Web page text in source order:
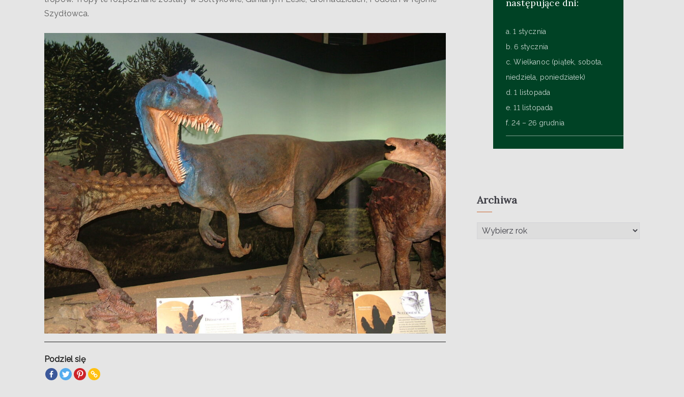
Szydłowca.
Podziel się
następujące dni:
a. 1 stycznia
b. 6 stycznia
c. Wielkanoc (piątek, sobota,
niedziela, poniedziałek)
d. 1 listopada
e. 11 listopada
f. 24 – 26 grudnia
Archiwa